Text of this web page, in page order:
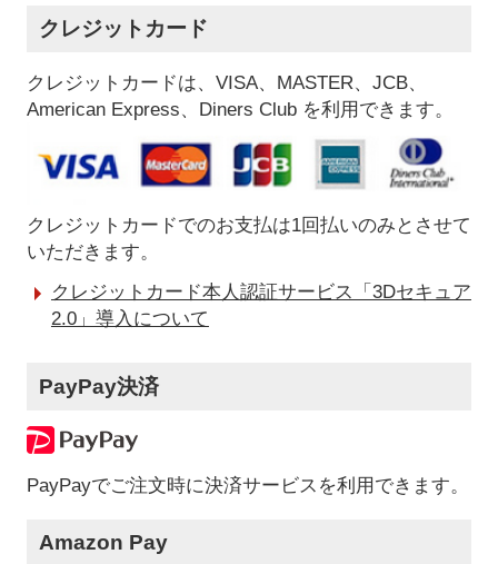
クレジットカード
クレジットカードは、VISA、MASTER、JCB、
American Express、Diners Club を利用できます。
クレジットカードでのお支払は1回払いのみとさせて
いただきます。
クレジットカード本人認証サービス「3Dセキュア
2.0」導入について
PayPay決済
PayPayでご注文時に決済サービスを利用できます。
Amazon Pay